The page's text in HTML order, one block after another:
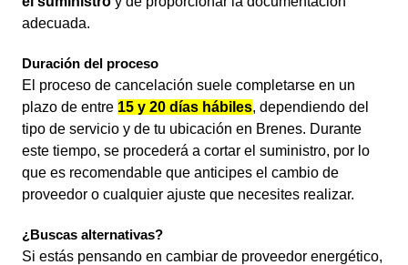
adecuada.
Duración del proceso
El proceso de cancelación suele completarse en un
plazo de entre 15 y 20 días hábiles, dependiendo del
tipo de servicio y de tu ubicación en Brenes. Durante
este tiempo, se procederá a cortar el suministro, por lo
que es recomendable que anticipes el cambio de
proveedor o cualquier ajuste que necesites realizar.
¿Buscas alternativas?
Si estás pensando en cambiar de proveedor energético,